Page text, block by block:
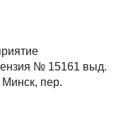
№ 15161 выд.
пер.